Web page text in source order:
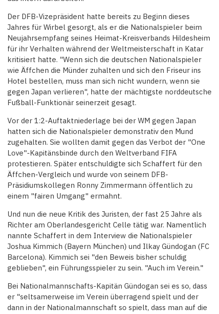
Der DFB-Vizepräsident hatte bereits zu Beginn dieses
Jahres für Wirbel gesorgt, als er die Nationalspieler beim
Neujahrsempfang seines Heimat-Kreisverbands Hildesheim
für ihr Verhalten während der Weltmeisterschaft in Katar
kritisiert hatte. "Wenn sich die deutschen Nationalspieler
wie Äffchen die Münder zuhalten und sich den Friseur ins
Hotel bestellen, muss man sich nicht wundern, wenn sie
gegen Japan verlieren", hatte der mächtigste norddeutsche
Fußball-Funktionär seinerzeit gesagt.
Vor der 1:2-Auftaktniederlage bei der WM gegen Japan
hatten sich die Nationalspieler demonstrativ den Mund
zugehalten. Sie wollten damit gegen das Verbot der "One
Love"-Kapitänsbinde durch den Weltverband FIFA
protestieren. Später entschuldigte sich Schaffert für den
Äffchen-Vergleich und wurde von seinem DFB-
Präsidiumskollegen Ronny Zimmermann öffentlich zu
einem "fairen Umgang" ermahnt.
Und nun die neue Kritik des Juristen, der fast 25 Jahre als
Richter am Oberlandesgericht Celle tätig war. Namentlich
nannte Schaffert in dem Interview die Nationalspieler
Joshua Kimmich (Bayern München) und Ilkay Gündogan (FC
Barcelona). Kimmich sei "den Beweis bisher schuldig
geblieben", ein Führungsspieler zu sein. "Auch im Verein."
Bei Nationalmannschafts-Kapitän Gündogan sei es so, dass
er "seltsamerweise im Verein überragend spielt und der
dann in der Nationalmannschaft so spielt, dass man auf die